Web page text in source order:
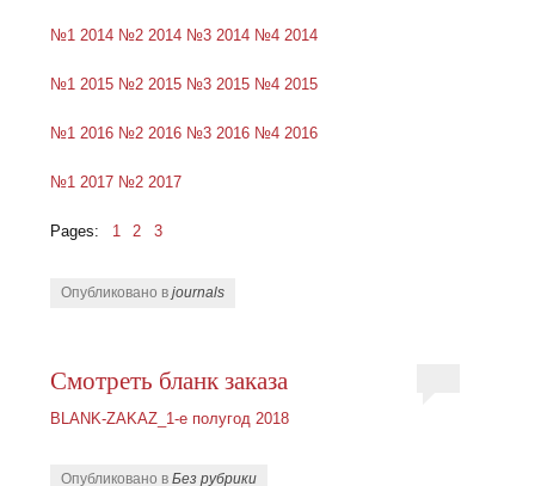
№1 2014 №2 2014 №3 2014 №4 2014
№1 2015 №2 2015 №3 2015 №4 2015
№1 2016 №2 2016 №3 2016 №4 2016
№1 2017 №2 2017
Pages: 1 2 3
Опубликовано вjournals
Смотреть бланк заказа
BLANK-ZAKAZ_1-е полугод 2018
Опубликовано вБез рубрики